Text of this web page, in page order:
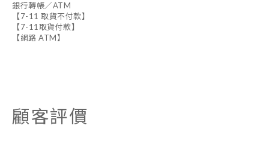
銀行轉帳／ATM
【7-11 取貨不付款】
【7-11取貨付款】
【網路 ATM】
顧客評價